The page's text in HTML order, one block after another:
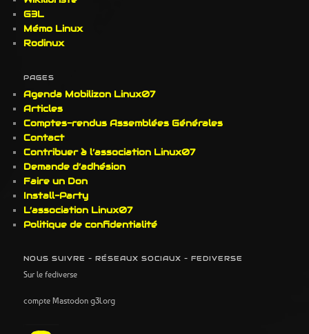
G3L
Mémo Linux
Rodinux
PAGES
Agenda Mobilizon Linux07
Articles
Comptes-rendus Assemblées Générales
Contact
Contribuer à l’association Linux07
Demande d’adhésion
Faire un Don
Install-Party
L’association Linux07
Politique de confidentialité
NOUS SUIVRE – RÉSEAUX SOCIAUX – FEDIVERSE
Sur le fediverse
compte Mastodon g3l.org